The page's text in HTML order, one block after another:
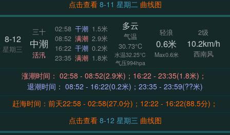
点击查看
8-11 星期二 曲线图
8-12
星期三
三十
中潮
活汛
02:58 干潮 1.5米
08:52 满潮 2.9米
16:22 干潮 0.2米
23:35 满潮 1.8米
多云
气温
30.73°C
水温32.25°C
气压994hpa
轻浪
0.6米
Max0.6米
2级
10.2km/h
西南风
涨潮时间： 02:58 - 08:52(2.9米)；16:22 - 23:35(1.8米)；
退潮时间： 08:52 - 16:22(0.2米)；23:35 - 23:59(??米)
赶海时间：前天22:58 - 02:58(27.0分)；12:22 - 16:22(88.5分)；
点击查看
8-12 星期三 曲线图